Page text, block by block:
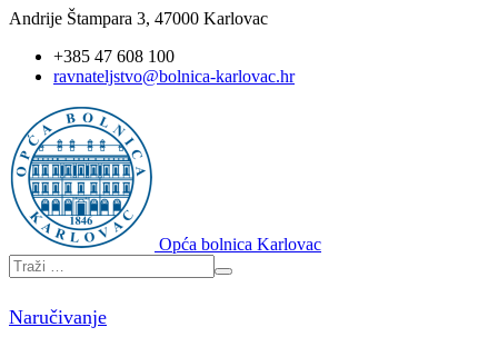
Andrije Štampara 3, 47000 Karlovac
+385 47 608 100
ravnateljstvo@bolnica-karlovac.hr
Opća bolnica Karlovac
Naručivanje